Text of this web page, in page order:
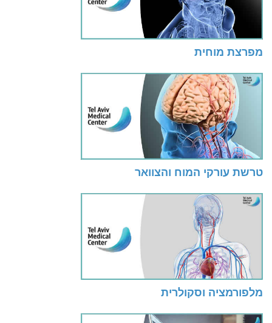
מפרצת מוחית
טרשת עורקי המוח והצוואר
מלפורמציה וסקולרית